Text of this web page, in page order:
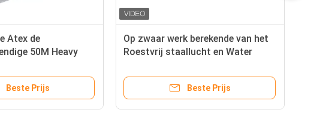
Atex de
50M Heavy
Beste Prijs
Op zwaar werk berekende van het
Roestvrij staallucht en Water
Garantie
Beste Prijs